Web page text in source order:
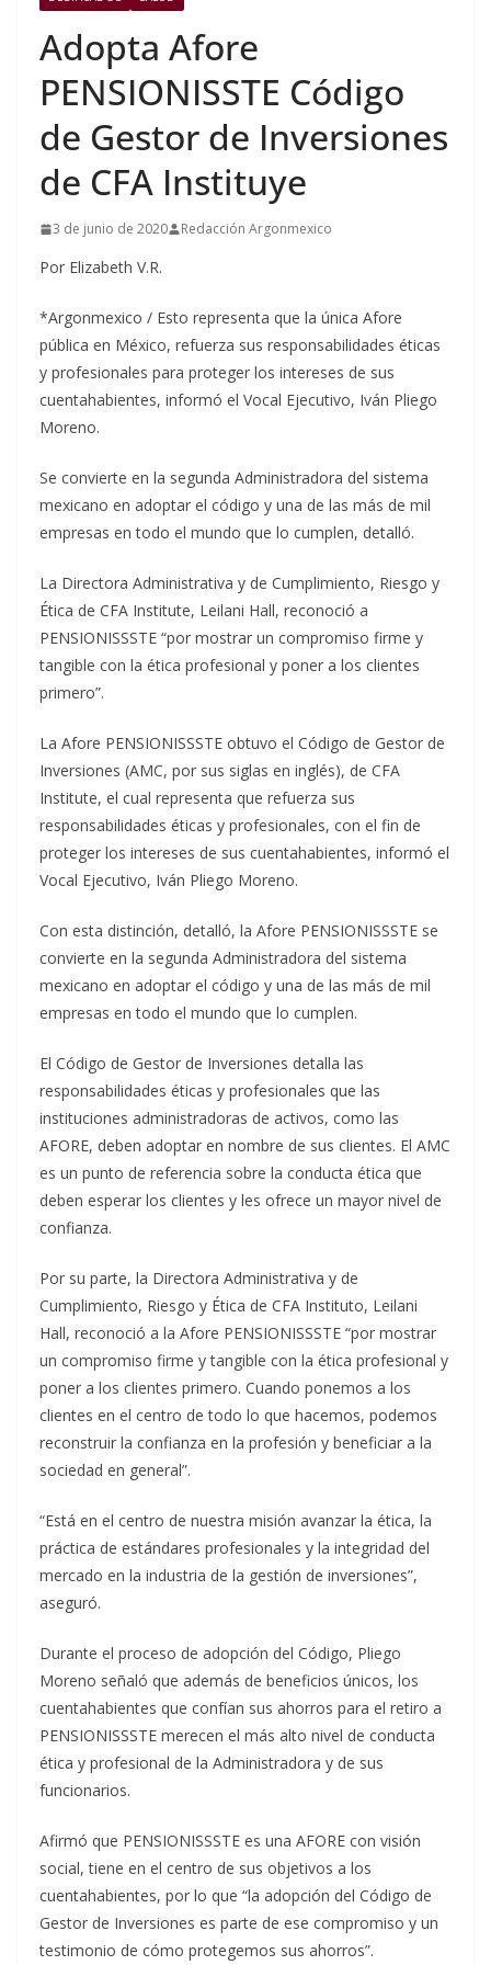
Adopta Afore
PENSIONISSTE Código
de Gestor de Inversiones
de CFA Instituye
3 de junio de 2020 Redacción Argonmexico
Por Elizabeth V.R.
*Argonmexico / Esto representa que la única Afore
pública en México, refuerza sus responsabilidades éticas
y profesionales para proteger los intereses de sus
cuentahabientes, informó el Vocal Ejecutivo, Iván Pliego
Moreno.
Se convierte en la segunda Administradora del sistema
mexicano en adoptar el código y una de las más de mil
empresas en todo el mundo que lo cumplen, detalló.
La Directora Administrativa y de Cumplimiento, Riesgo y
Ética de CFA Institute, Leilani Hall, reconoció a
PENSIONISSSTE “por mostrar un compromiso firme y
tangible con la ética profesional y poner a los clientes
primero”.
La Afore PENSIONISSSTE obtuvo el Código de Gestor de
Inversiones (AMC, por sus siglas en inglés), de CFA
Institute, el cual representa que refuerza sus
responsabilidades éticas y profesionales, con el fin de
proteger los intereses de sus cuentahabientes, informó el
Vocal Ejecutivo, Iván Pliego Moreno.
Con esta distinción, detalló, la Afore PENSIONISSSTE se
convierte en la segunda Administradora del sistema
mexicano en adoptar el código y una de las más de mil
empresas en todo el mundo que lo cumplen.
El Código de Gestor de Inversiones detalla las
responsabilidades éticas y profesionales que las
instituciones administradoras de activos, como las
AFORE, deben adoptar en nombre de sus clientes. El AMC
es un punto de referencia sobre la conducta ética que
deben esperar los clientes y les ofrece un mayor nivel de
confianza.
Por su parte, la Directora Administrativa y de
Cumplimiento, Riesgo y Ética de CFA Instituto, Leilani
Hall, reconoció a la Afore PENSIONISSSTE “por mostrar
un compromiso firme y tangible con la ética profesional y
poner a los clientes primero. Cuando ponemos a los
clientes en el centro de todo lo que hacemos, podemos
reconstruir la confianza en la profesión y beneficiar a la
sociedad en general”.
“Está en el centro de nuestra misión avanzar la ética, la
práctica de estándares profesionales y la integridad del
mercado en la industria de la gestión de inversiones”,
aseguró.
Durante el proceso de adopción del Código, Pliego
Moreno señaló que además de beneficios únicos, los
cuentahabientes que confían sus ahorros para el retiro a
PENSIONISSSTE merecen el más alto nivel de conducta
ética y profesional de la Administradora y de sus
funcionarios.
Afirmó que PENSIONISSSTE es una AFORE con visión
social, tiene en el centro de sus objetivos a los
cuentahabientes, por lo que “la adopción del Código de
Gestor de Inversiones es parte de ese compromiso y un
testimonio de cómo protegemos sus ahorros”.